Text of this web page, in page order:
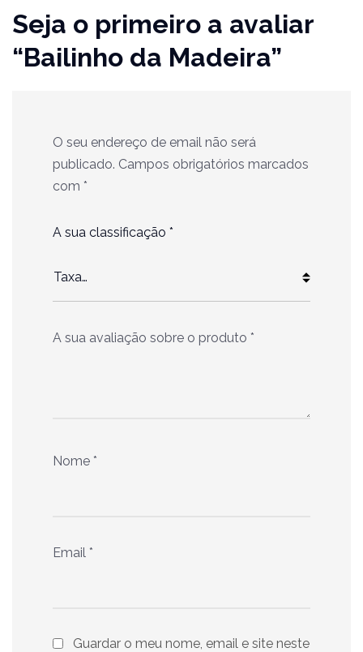
Seja o primeiro a avaliar
“Bailinho da Madeira”
O seu endereço de email não será
publicado. Campos obrigatórios marcados
com *
A sua classificação *
A sua avaliação sobre o produto *
Nome *
Email *
Guardar o meu nome, email e site neste